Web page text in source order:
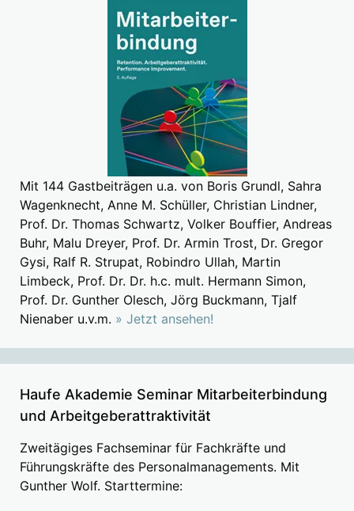
Mit 144 Gastbeiträgen u.a. von Boris Grundl, Sahra
Wagenknecht, Anne M. Schüller, Christian Lindner,
Prof. Dr. Thomas Schwartz, Volker Bouffier, Andreas
Buhr, Malu Dreyer, Prof. Dr. Armin Trost, Dr. Gregor
Gysi, Ralf R. Strupat, Robindro Ullah, Martin
Limbeck, Prof. Dr. Dr. h.c. mult. Hermann Simon,
Prof. Dr. Gunther Olesch, Jörg Buckmann, Tjalf
Nienaber u.v.m. » Jetzt ansehen!
Haufe Akademie Seminar Mitarbeiterbindung
und Arbeitgeberattraktivität
Zweitägiges Fachseminar für Fachkräfte und
Führungskräfte des Personalmanagements. Mit
Gunther Wolf. Starttermine: